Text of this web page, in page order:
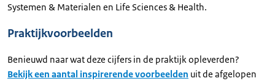
Systemen & Materialen en Life Sciences & Health.
Praktijkvoorbeelden
Benieuwd naar wat deze cijfers in de praktijk opleverden?
Bekijk een aantal inspirerende voorbeelden uit de afgelopen